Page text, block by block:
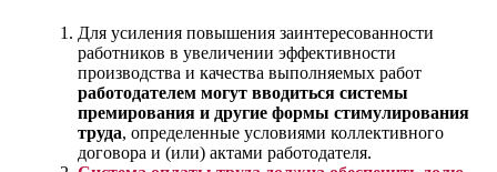
Для усиления повышения заинтересованности
работников в увеличении эффективности
производства и качества выполняемых работ
работодателем могут вводиться системы
премирования и другие формы стимулирования
труда, определенные условиями коллективного
договора и (или) актами работодателя.